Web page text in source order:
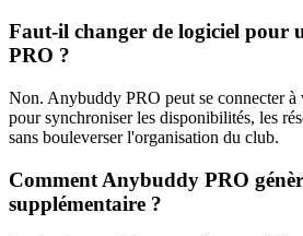
Faut-il changer de logiciel pour
PRO ?
Non. Anybuddy PRO peut se connecter
pour synchroniser les disponibilités, les
sans bouleverser l'organisation du club.
Comment Anybuddy PRO
supplémentaire ?